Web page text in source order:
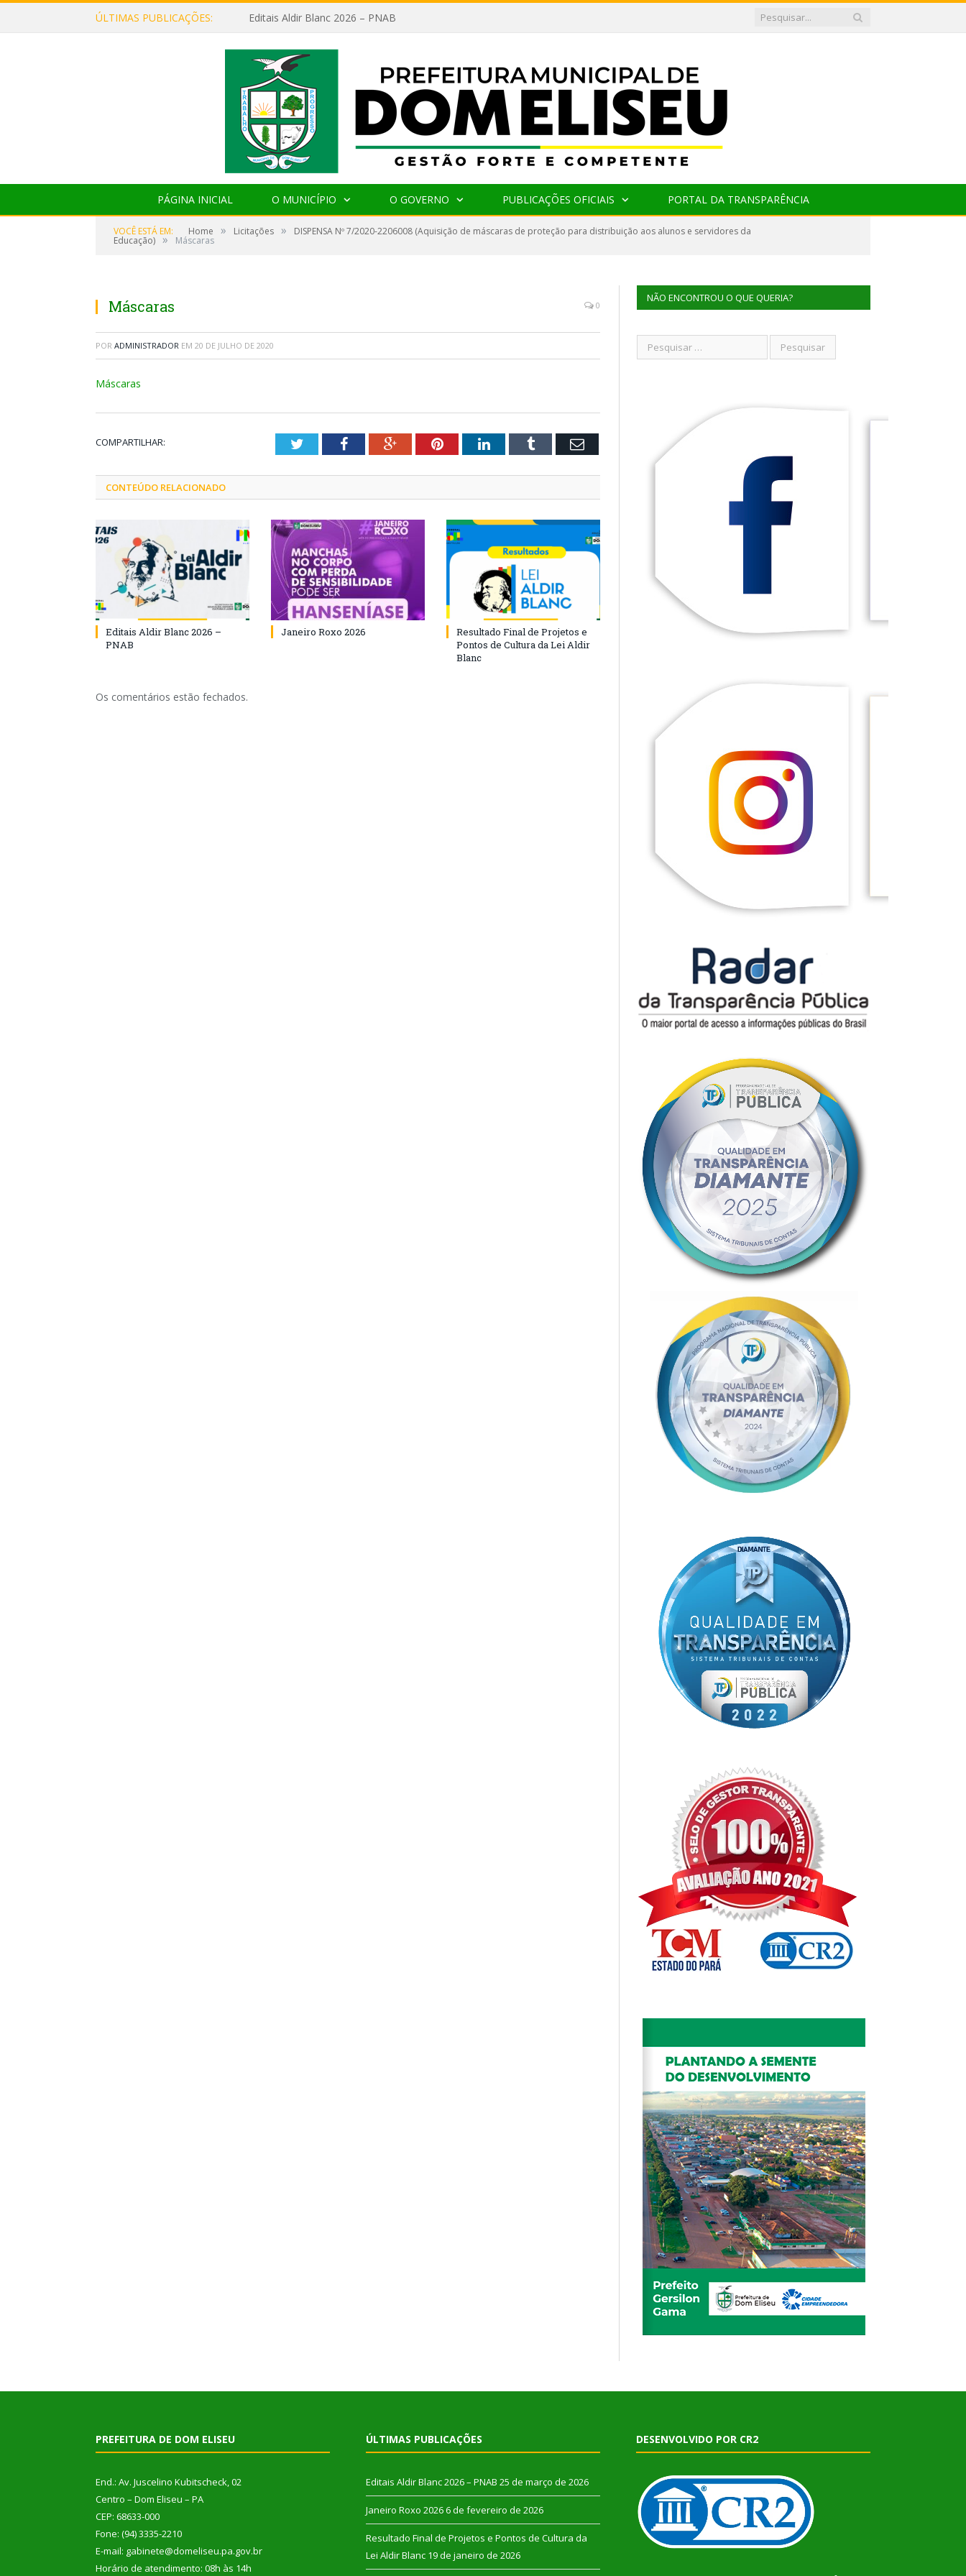
ÚLTIMAS PUBLICAÇÕES: Editais Aldir Blanc 2026 – PNAB
PÁGINA INICIAL O MUNICÍPIO O GOVERNO PUBLICAÇÕES OFICIAIS PORTAL DA TRANSPARÊNCIA
VOCÊ ESTÁ EM: Home » Licitações » DISPENSA Nº 7/2020-2206008 (Aquisição de máscaras de proteção para distribuição aos alunos e servidores da
Educação) » Máscaras
Máscaras 0
POR ADMINISTRADOR EM 20 DE JULHO DE 2020
Máscaras
COMPARTILHAR: TwitterFacebookGoogle+PinterestLinkedInTumblr Email
CONTEÚDO RELACIONADO
Editais Aldir Blanc 2026 –
PNAB
Janeiro Roxo 2026
Resultado Final de Projetos e
Pontos de Cultura da Lei Aldir
Blanc
Os comentários estão fechados.
NÃO ENCONTROU O QUE QUERIA?
PREFEITURA DE DOM ELISEU
End.: Av. Juscelino Kubitscheck, 02
Centro – Dom Eliseu – PA
CEP: 68633-000
Fone: (94) 3335-2210
E-mail: gabinete@domeliseu.pa.gov.br
Horário de atendimento: 08h às 14h
ÚLTIMAS PUBLICAÇÕES
Editais Aldir Blanc 2026 – PNAB 25 de março de 2026
Janeiro Roxo 2026 6 de fevereiro de 2026
Resultado Final de Projetos e Pontos de Cultura da
Lei Aldir Blanc 19 de janeiro de 2026
DESENVOLVIDO POR CR2